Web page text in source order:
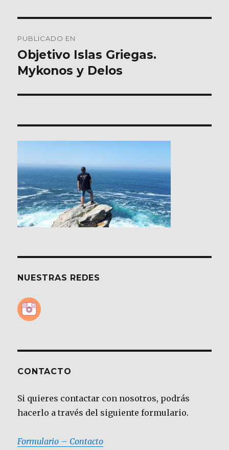
de
entradas
PUBLICADO EN
Objetivo Islas Griegas.
Mykonos y Delos
NUESTRAS REDES
CONTACTO
Si quieres contactar con nosotros, podrás
hacerlo a través del siguiente formulario.
Formulario – Contacto